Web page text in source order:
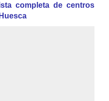
completa de centros